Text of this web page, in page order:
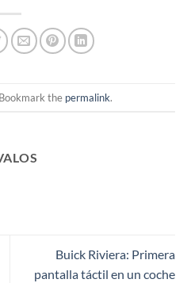
the permalink.
Buick Riviera: Primera
pantalla táctil en un coche